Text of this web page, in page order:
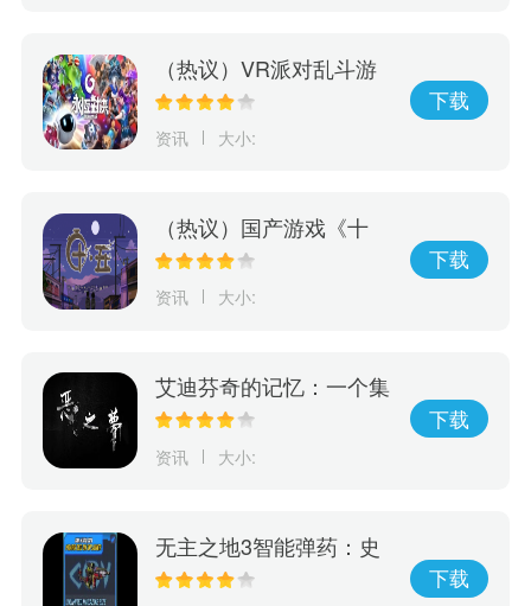
（热议）VR派对乱斗游
戏《永恒对决》将于6/7
PICO4和SteamVR登场
资讯 大小:
下载
（热议）国产游戏《十
五》发布预告片，将于5
资讯 大小:
下载
艾迪芬奇的记忆：一个集
冒险、推理、惊险于一身
战！
资讯 大小:
下载
无主之地3智能弹药：史
诗级秘密武器，彻底改变
下载